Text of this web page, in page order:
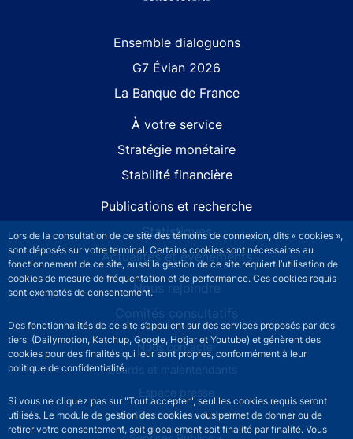
Lors de la consultation de ce site des témoins de connexion, dits « cookies »,
sont déposés sur votre terminal. Certains cookies sont nécessaires au
fonctionnement de ce site, aussi la gestion de ce site requiert l’utilisation de
cookies de mesure de fréquentation et de performance. Ces cookies requis
sont exemptés de consentement.
Des fonctionnalités de ce site s’appuient sur des services proposés par des
tiers (Dailymotion, Katchup, Google, Hotjar et Youtube) et génèrent des
cookies pour des finalités qui leur sont propres, conformément à leur
politique de confidentialité.
Si vous ne cliquez pas sur "Tout accepter", seul les cookies requis seront
utilisés. Le module de gestion des cookies vous permet de donner ou de
retirer votre consentement, soit globalement soit finalité par finalité. Vous
Ensemble dialoguons
G7 Évian 2026
La Banque de France
À votre service
Stratégie monétaire
Stabilité financière
Publications et recherche
Statistiques
Actualités et événements
Nous rejoindre
Comités consultatifs
Footer secondary menuNous contacter
Sourds et malentendants
Espace presse
La direction des Achats